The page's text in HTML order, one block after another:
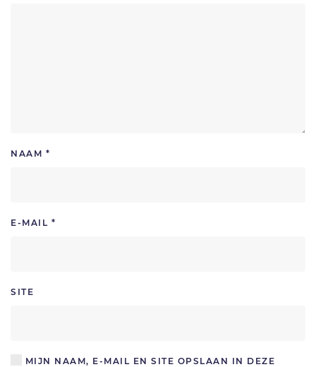
NAAM *
E-MAIL *
SITE
MIJN NAAM, E-MAIL EN SITE OPSLAAN IN DEZE